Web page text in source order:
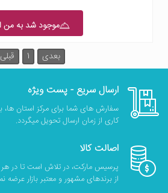
موجود شد به من
قبلی 1 بعدی
ارسال سریع - پست ویژه
کاری از زمان ارسال تحویل میگردد.
اصالت کالا
پرسیس مارکت، در تلاش است تا در هر
از برندهای مشهور و معتبر بازار عرضه